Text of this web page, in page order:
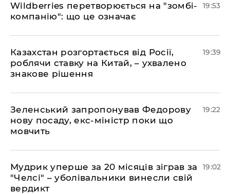
​Wildberries перетворюється на "зомбі-
компанію": що це означає
19:53
​Казахстан розгортається від Росії,
роблячи ставку на Китай, – ухвалено
знакове рішення
19:39
​Зеленський запропонував Федорову
нову посаду, екс-міністр поки що
мовчить
19:22
​Мудрик уперше за 20 місяців зіграв за
"Челсі" – уболівальники винесли свій
вердикт
19:02